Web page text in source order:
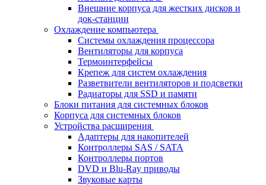
Внешние корпуса для жестких дисков и
док-станции
Охлаждение компьютера
Системы охлаждения процессора
Вентиляторы для корпуса
Термоинтерфейсы
Крепеж для систем охлаждения
Разветвители вентиляторов и подсветки
Радиаторы для SSD и памяти
Блоки питания для системных блоков
Корпуса для системных блоков
Устройства расширения
Адаптеры для накопителей
Контроллеры SAS / SATA
Контроллеры портов
DVD и Blu-Ray приводы
Звуковые карты